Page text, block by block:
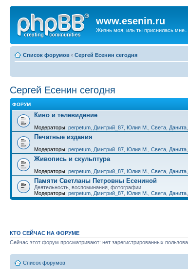
www.esenin.ru
Жизнь моя, иль ты приснилась мне...
Список форумов ‹ Сергей Есенин сегодня
Сергей Есенин сегодня
ФОРУМ
Кино и телевидение
Модераторы: perpetum Дмитрий_87 Юлия М. Света Данита
Печатные издания
Модераторы: perpetum Дмитрий_87 Юлия М. Света Данита
Живопись и скульптура
Модераторы: perpetum Дмитрий_87 Юлия М. Света Данита
Памяти Светланы Петровны Есениной
Деятельность, воспоминания, фотографии...
Модераторы: perpetum Дмитрий_87 Юлия М. Света Данита
КТО СЕЙЧАС НА ФОРУМЕ
Сейчас этот форум просматривают: нет зарегистрированных
Список форумов